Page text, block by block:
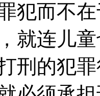
犯而不
就连儿
刑的犯